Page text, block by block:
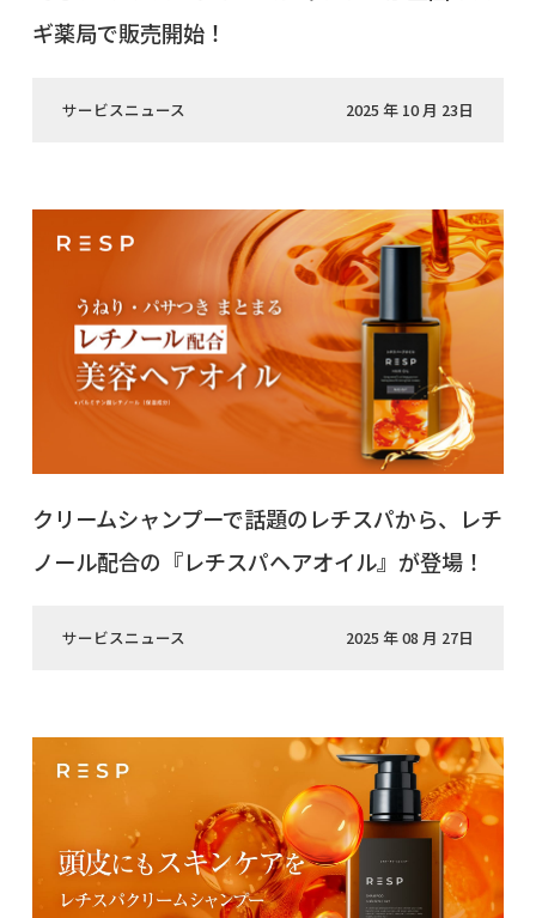
ギ薬局で販売開始！
サービスニュース 2025 年 10 月 23日
クリームシャンプーで話題のレチスパから、レチ
ノール配合の『レチスパヘアオイル』が登場！
サービスニュース 2025 年 08 月 27日